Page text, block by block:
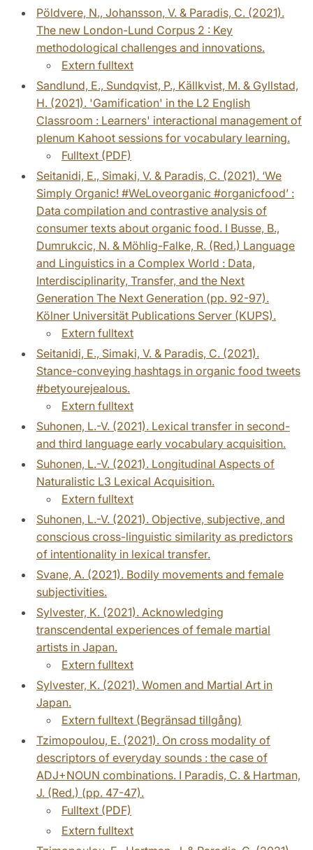
Pöldvere, N., Johansson, V. & Paradis, C. (2021).
The new London-Lund Corpus 2 : Key
methodological challenges and innovations.
Extern fulltext
Sandlund, E., Sundqvist, P., Källkvist, M. & Gyllstad,
H. (2021). 'Gamification' in the L2 English
Classroom : Learners' interactional management of
plenum Kahoot sessions for vocabulary learning.
Fulltext (PDF)
Seitanidi, E., Simaki, V. & Paradis, C. (2021). ‘We
Simply Organic! #WeLoveorganic #organicfood’ :
Data compilation and contrastive analysis of
consumer texts about organic food. I Busse, B.,
Dumrukcic, N. & Möhlig-Falke, R. (Red.) Language
and Linguistics in a Complex World : Data,
Interdisciplinarity, Transfer, and the Next
Generation The Next Generation (pp. 92-97).
Kölner Universität Publications Server (KUPS).
Extern fulltext
Seitanidi, E., Simaki, V. & Paradis, C. (2021).
Stance-conveying hashtags in organic food tweets
#betyourejealous.
Extern fulltext
Suhonen, L.-V. (2021). Lexical transfer in second-
and third language early vocabulary acquisition.
Suhonen, L.-V. (2021). Longitudinal Aspects of
Naturalistic L3 Lexical Acquisition.
Extern fulltext
Suhonen, L.-V. (2021). Objective, subjective, and
conscious cross-linguistic similarity as predictors
of intentionality in lexical transfer.
Svane, A. (2021). Bodily movements and female
subjectivities.
Sylvester, K. (2021). Acknowledging
transcendental experiences of female martial
artists in Japan.
Extern fulltext
Sylvester, K. (2021). Women and Martial Art in
Japan.
Extern fulltext (Begränsad tillgång)
Tzimopoulou, E. (2021). On cross modality of
descriptors of everyday sounds : the case of
ADJ+NOUN combinations. I Paradis, C. & Hartman,
J. (Red.) (pp. 47-47).
Fulltext (PDF)
Extern fulltext